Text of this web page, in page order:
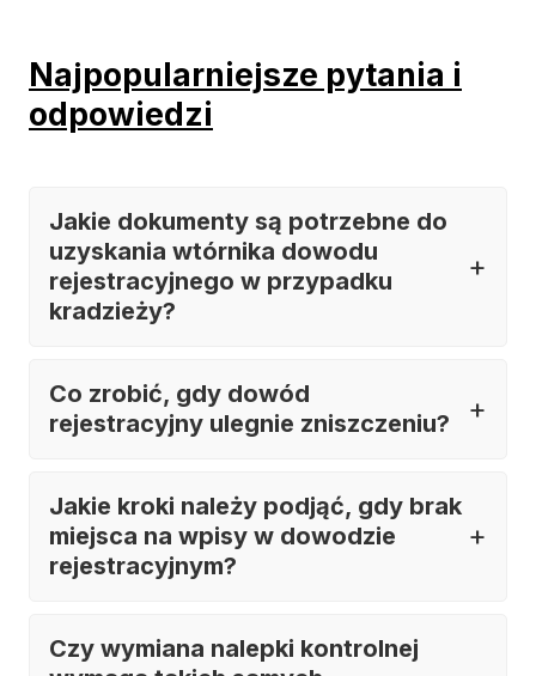
Najpopularniejsze pytania i
odpowiedzi
Jakie dokumenty są potrzebne do
uzyskania wtórnika dowodu
rejestracyjnego w przypadku
kradzieży?
Co zrobić, gdy dowód
rejestracyjny ulegnie zniszczeniu?
Jakie kroki należy podjąć, gdy brak
miejsca na wpisy w dowodzie
rejestracyjnym?
Czy wymiana nalepki kontrolnej